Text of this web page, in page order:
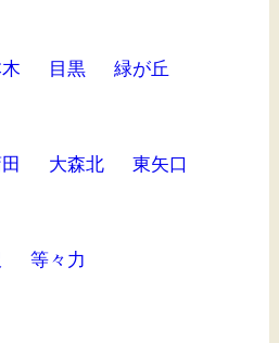
目黒 緑が丘
大森北 東矢口
等々力